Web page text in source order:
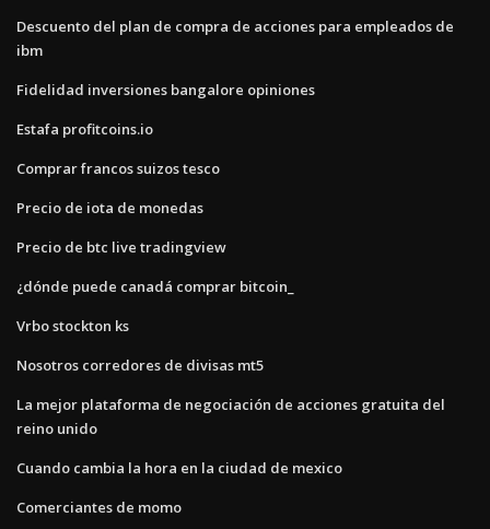
Descuento del plan de compra de acciones para empleados de
ibm
Fidelidad inversiones bangalore opiniones
Estafa profitcoins.io
Comprar francos suizos tesco
Precio de iota de monedas
Precio de btc live tradingview
¿dónde puede canadá comprar bitcoin_
Vrbo stockton ks
Nosotros corredores de divisas mt5
La mejor plataforma de negociación de acciones gratuita del
reino unido
Cuando cambia la hora en la ciudad de mexico
Comerciantes de momo